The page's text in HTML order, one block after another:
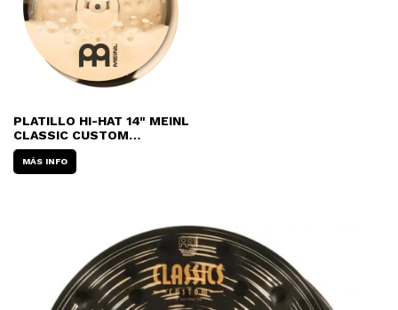
PLATILLO HI-HAT 14" MEINL
CLASSIC CUSTOM
EXTREME (CC14EMHB)
MÁS INFO